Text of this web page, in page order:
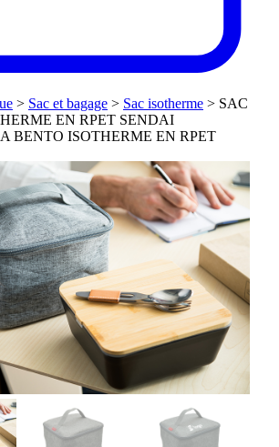
> Sac et bagage > Sac isotherme > SAC
EN RPET SENDAI
BENTO ISOTHERME EN RPET